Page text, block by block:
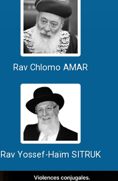
Rav Chlomo AMAR
Rav Yossef-Haïm SITRUK